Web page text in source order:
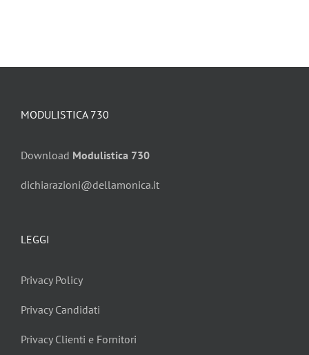
MODULISTICA 730
Download Modulistica 730
dichiarazioni@dellamonica.it
LEGGI
Privacy Policy
Privacy Candidati
Privacy Clienti e Fornitori